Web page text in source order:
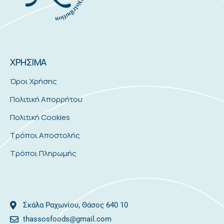
ΧΡΗΣΙΜΑ
Όροι Χρήσης
Πολιτική Απορρήτου
Πολιτική Cookies
Τρόποι Αποστολής
Τρόποι Πληρωμής
Σκάλα Ραχωνίου, Θάσος 640 10
thassosfoods@gmail.com